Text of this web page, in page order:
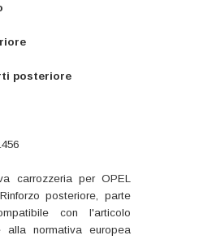
posteriore
carrozzeria per OPEL
posteriore, parte
con l'articolo
alla normativa europea